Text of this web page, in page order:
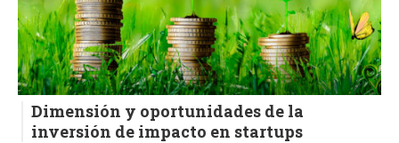
Dimensión y oportunidades de la
inversión de impacto en startups